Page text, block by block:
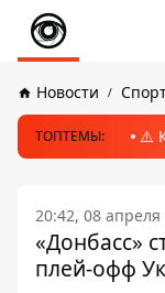
Новости
ТОПТЕМЫ: ⚠️
20:42, 08 апреля
«Донбасс»
плей-офф